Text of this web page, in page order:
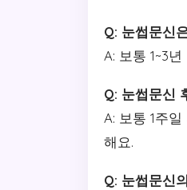
Q: 눈썹문신
A: 보통 1~3
Q: 눈썹문신
A: 보통 1주
해요.
Q: 눈썹문신